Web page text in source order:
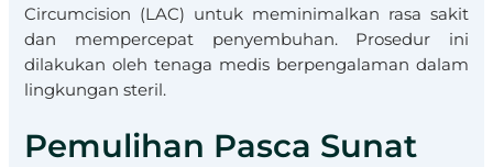
Circumcision (LAC) untuk meminimalkan rasa sakit
dan mempercepat penyembuhan. Prosedur ini
dilakukan oleh tenaga medis berpengalaman dalam
lingkungan steril.
Pemulihan Pasca Sunat